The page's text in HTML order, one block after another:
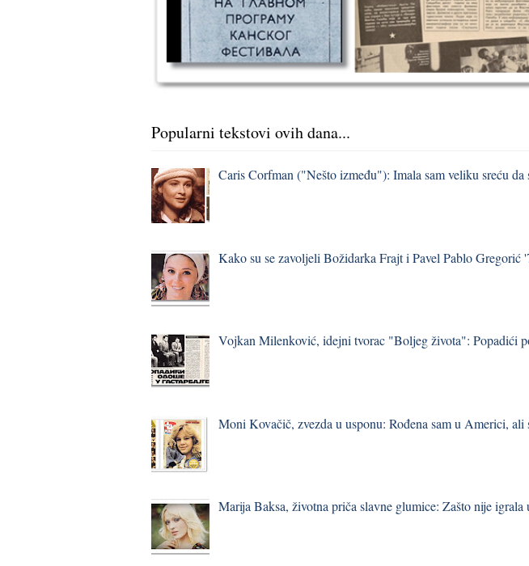
Popularni tekstovi ovih dana...
Caris Corfman ("Nešto između"): Imala sam veliku sreću
Kako su se zavoljeli Božidarka Frajt i Pavel Pablo
Vojkan Milenković, idejni tvorac "Boljeg života": Popadići
Moni Kovačič, zvezda u usponu: Rođena sam u Americi, ali
Marija Baksa, životna priča slavne glumice: Zašto nije